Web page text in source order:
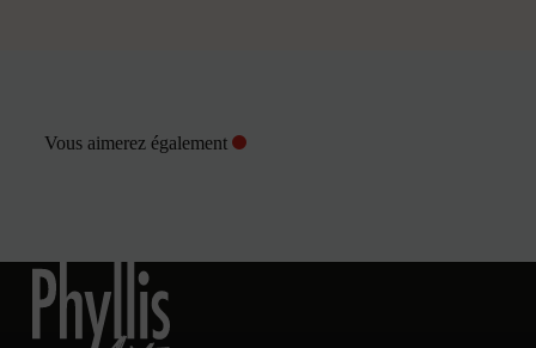
Vous aimerez également